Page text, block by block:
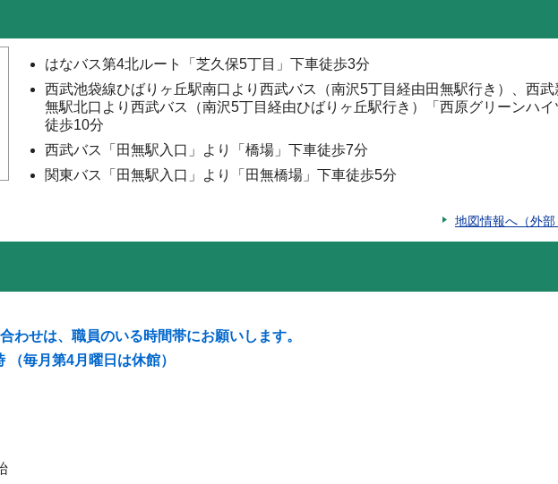
はなバス第4北ルート「芝久保5丁目」下車徒歩3分
西武池袋線ひばりヶ丘駅南口より西武バス（南沢5丁目経由田無駅行き）、西
無駅北口より西武バス（南沢5丁目経由ひばりヶ丘駅行き）「西原グリーンハイ
徒歩10分
西武バス「田無駅入口」より「橋場」下車徒歩7分
関東バス「田無駅入口」より「田無橋場」下車徒歩5分
地図情報へ（外
わせは、職員のいる時間帯にお願いします。
毎月第4月曜日は休館）